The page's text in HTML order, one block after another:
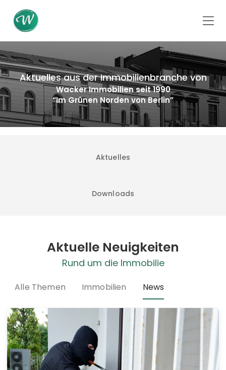
Aktuelles aus der Immobilienbranche von
Wacker Immobilien seit 1990
“Im Grünen Norden von Berlin”
Aktuelles
Downloads
Aktuelle Neuigkeiten
Rund um die Immobilie
Alle Themen Immobilien News